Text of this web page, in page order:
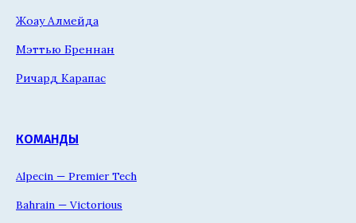
Жоау Алмейда
Мэттью Бреннан
Ричард Карапас
КОМАНДЫ
Alpecin — Premier Tech
Bahrain — Victorious